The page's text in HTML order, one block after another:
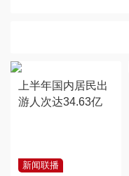
上半年国内居民出
游人次达34.63亿
新闻联播